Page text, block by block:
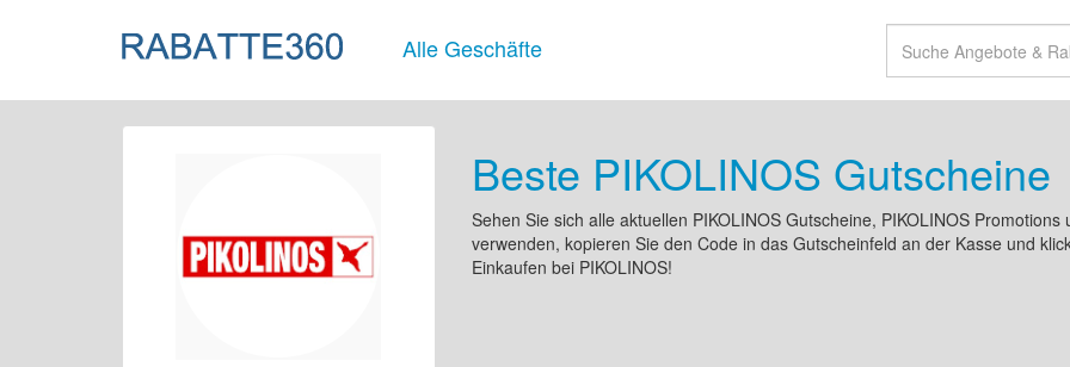
Alle Geschäfte
Beste PIKOLINOS Gutscheine
Sehen Sie sich alle aktuellen PIKOLINOS Gutscheine, PIKOLINOS
verwenden, kopieren Sie den Code in das Gutscheinfeld an der Kasse und
Einkaufen bei PIKOLINOS!